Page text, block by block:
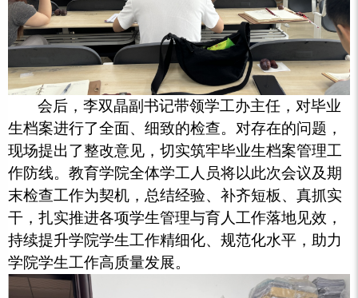
会后，李双晶副书记带领学工办主任，对毕业
生档案进行了全面、细致的检查。对存在的问题，
现场提出了整改意见，切实筑牢毕业生档案管理工
作防线。教育学院全体学工人员将以此次会议及期
末检查工作为契机，总结经验、补齐短板、真抓实
干，扎实推进各项学生管理与育人工作落地见效，
持续提升学院学生工作精细化、规范化水平，助力
学院学生工作高质量发展。